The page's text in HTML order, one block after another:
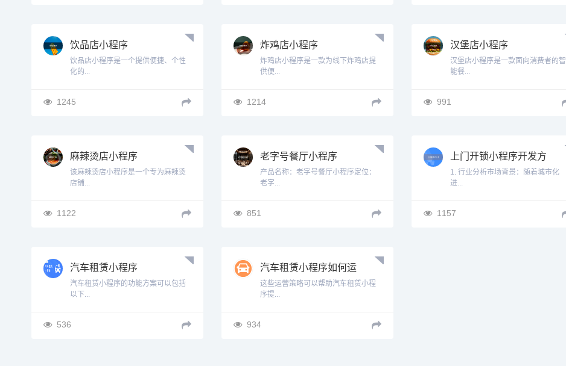
饮品店小程序
饮品店小程序是一个提供便捷、个性
化的...
1245
炸鸡店小程序
炸鸡店小程序是一款为线下炸鸡店提
供便...
1214
汉堡店小程序
汉堡店小程序是一款面向消费者的智
能餐...
991
麻辣烫店小程序
该麻辣烫店小程序是一个专为麻辣烫
店铺...
1122
老字号餐厅小程序
产品名称：老字号餐厅小程序定位：
老字...
851
上门开锁小程序开发方
案
1. 行业分析市场背景：随着城市化
进...
1157
汽车租赁小程序
汽车租赁小程序的功能方案可以包括
以下...
536
汽车租赁小程序如何运
营
这些运营策略可以帮助汽车租赁小程
序提...
934